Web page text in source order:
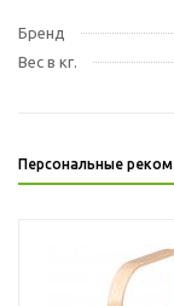
Бренд
Вес в кг.
Персональные